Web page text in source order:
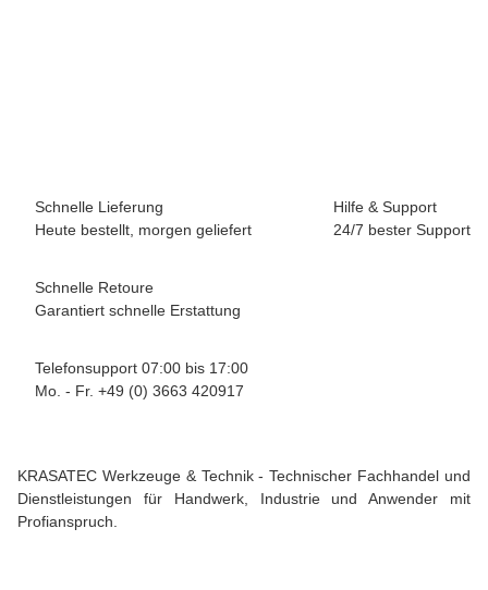
Schnelle Lieferung
Heute bestellt, morgen geliefert
Hilfe & Support
24/7 bester Support
Schnelle Retoure
Garantiert schnelle Erstattung
Telefonsupport 07:00 bis 17:00
Mo. - Fr. +49 (0) 3663 420917
KRASATEC Werkzeuge & Technik - Technischer Fachhandel und
Dienstleistungen für Handwerk, Industrie und Anwender mit
Profianspruch.